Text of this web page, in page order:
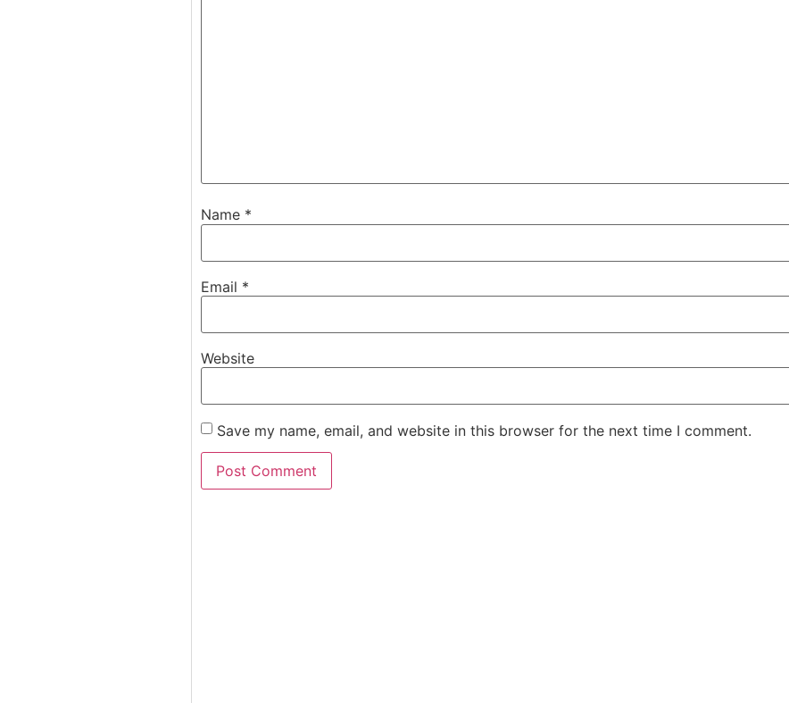
Name *
Email *
Website
Save my name, email, and website in this browser for the next time I comment.
देंगे; कॉपीराइट विवाद…
मिली बेल,…